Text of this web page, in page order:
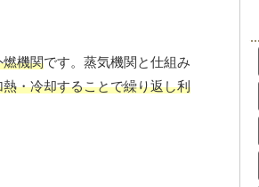
燃機関です。蒸気機関と仕組み
・冷却することで繰り返し利